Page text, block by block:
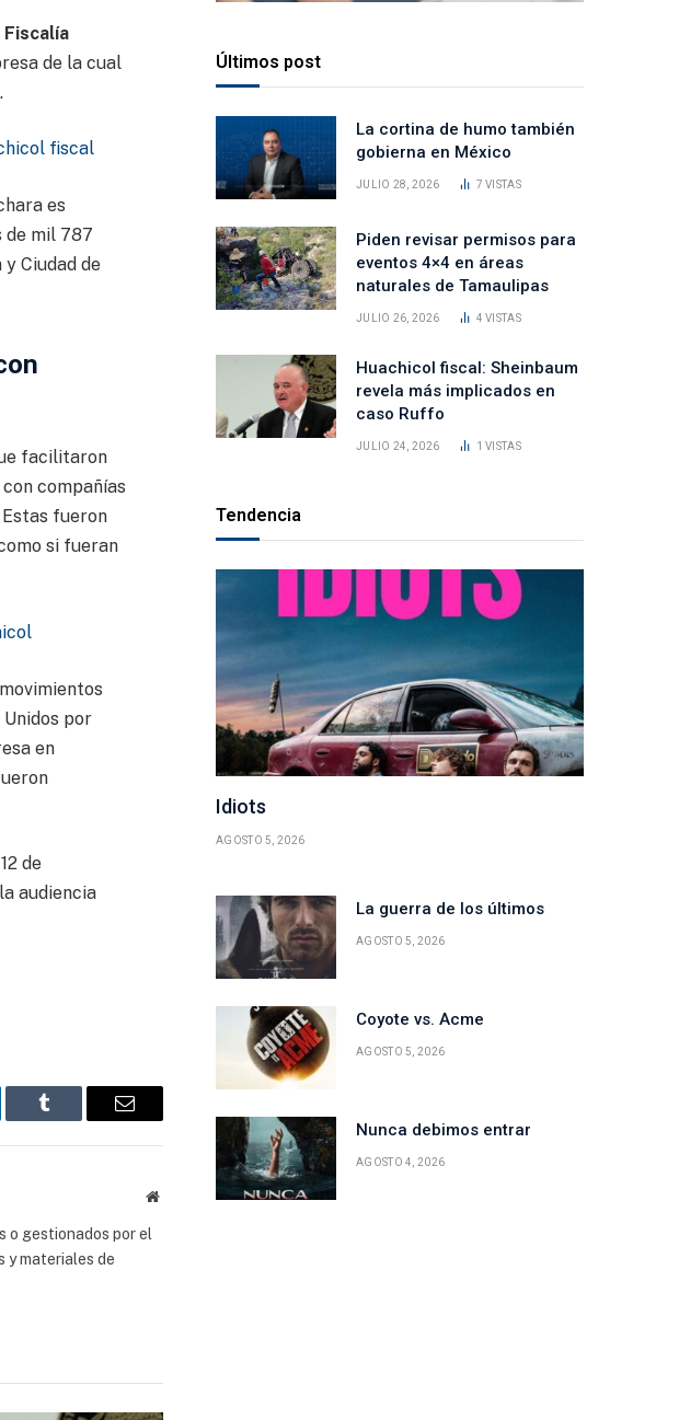
Fiscalía
de la cual
fiscal
es
de mil 787
Ciudad de
facilitaron
compañías
fueron
si fueran
por
en
de
audiencia
Tumblr
Correo
Sitio
o gestionados por el
y materiales de
Últimos post
La cortina de humo también
gobierna en México
JULIO 28, 2026 7VISTAS
Piden revisar permisos para
eventos 4×4 en áreas
naturales de Tamaulipas
JULIO 26, 2026 4VISTAS
Huachicol fiscal: Sheinbaum
revela más implicados en
caso Ruffo
JULIO 24, 2026 1VISTAS
Tendencia
Idiots
AGOSTO 5, 2026
La guerra de los últimos
AGOSTO 5, 2026
Coyote vs. Acme
AGOSTO 5, 2026
Nunca debimos entrar
AGOSTO 4, 2026